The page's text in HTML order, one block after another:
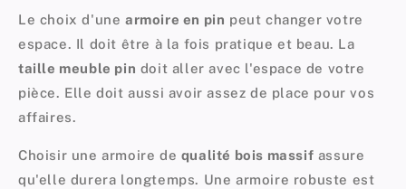
Le choix d'une armoire en pin peut changer votre
espace. Il doit être à la fois pratique et beau. La
taille meuble pin doit aller avec l'espace de votre
pièce. Elle doit aussi avoir assez de place pour vos
affaires.
Choisir une armoire de qualité bois massif assure
qu'elle durera longtemps. Une armoire robuste est